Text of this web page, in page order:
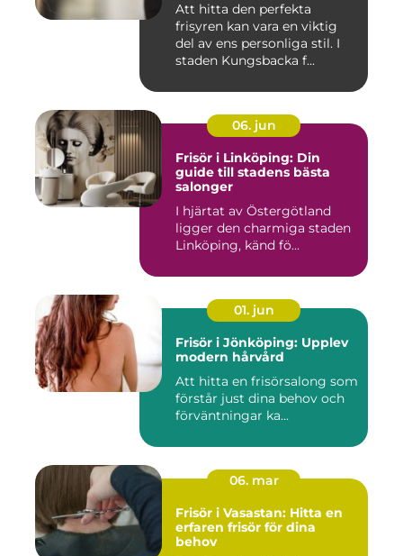
Att hitta den perfekta
frisyren kan vara en viktig
del av ens personliga stil. I
staden Kungsbacka f...
06. jun
Frisör i Linköping: Din
guide till stadens bästa
salonger
I hjärtat av Östergötland
ligger den charmiga staden
Linköping, känd fö...
01. jun
Frisör i Jönköping: Upplev
modern hårvård
Att hitta en frisörsalong som
förstår just dina behov och
förväntningar ka...
06. mar
Frisör i Vasastan: Hitta en
erfaren frisör för dina
behov